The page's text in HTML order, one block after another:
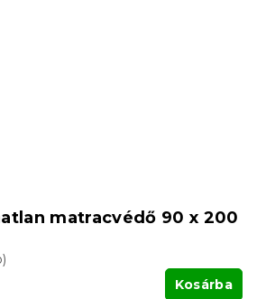
matracvédő 90 x 200
Kosárba